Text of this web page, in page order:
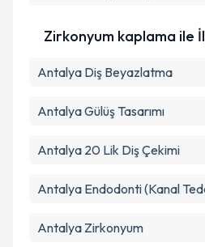
Zirkonyum kaplama ile
Antalya Diş Beyazlatma
Antalya Gülüş Tasarımı
Antalya 20 Lik Diş Çekimi
Antalya Endodonti (Kanal
Antalya Zirkonyum